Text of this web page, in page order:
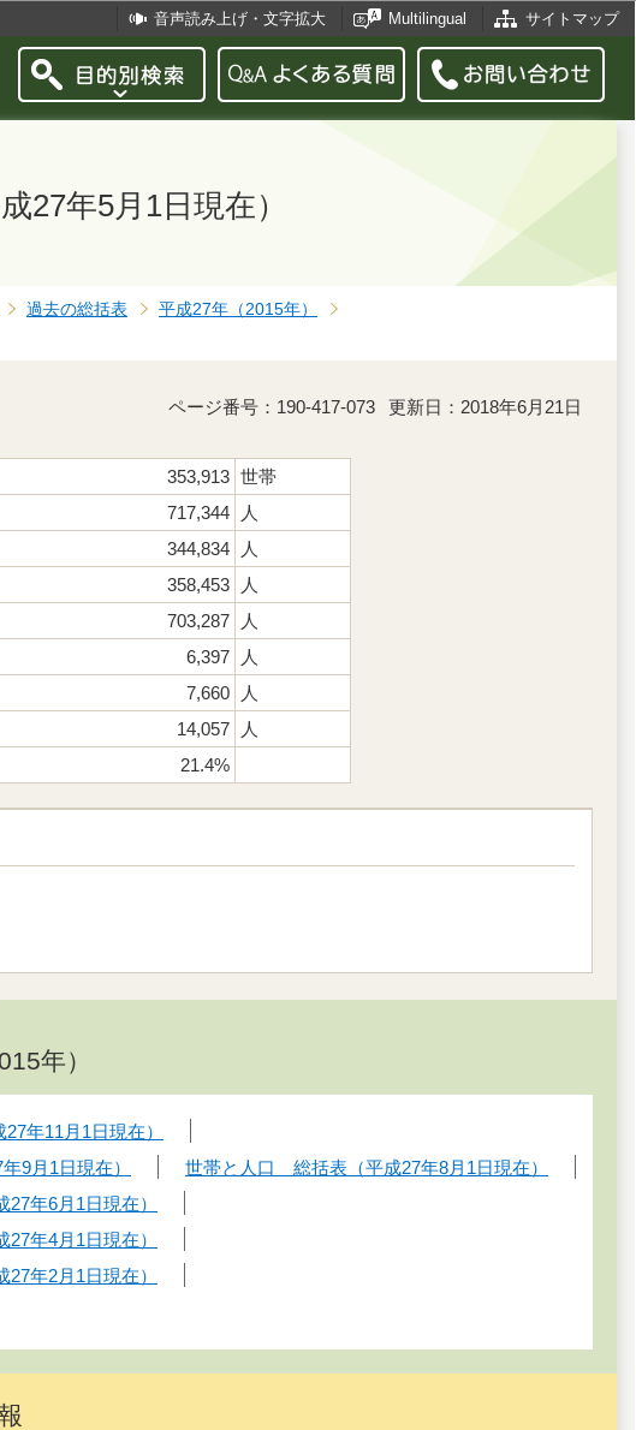
音声読み上げ・文字拡大 Multilingual サイトマップ
年5月1日現在）
過去の総括表
平成27年（2015年）
ページ番号：190-417-073
更新日：2018年6月21日
353,913 世帯
717,344 人
344,834
人
358,453
人
703,287 人
6,397
人
7,660
人
14,057
人
21.4%
年）
年11月1日現在）
9月1日現在）
世帯と人口 総括表（平成27年8月1日現在）
年6月1日現在）
年4月1日現在）
年2月1日現在）